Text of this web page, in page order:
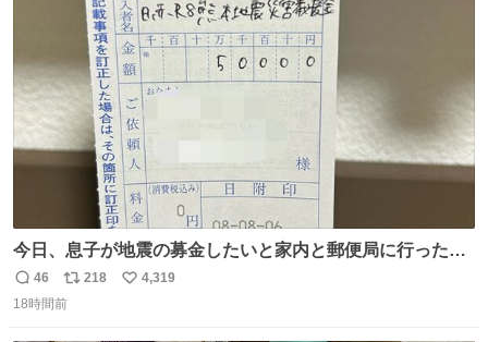
数
今日、息子が地震の募金したいと家内と郵便局に行ったみ
たいです。おもちゃとか買う選択肢もあったと思うけど、
自分で貯めてた2万円を役に立てて欲しい、みんなも元気
返
信
46
リ
ポ
218
い
4,319
18時間前